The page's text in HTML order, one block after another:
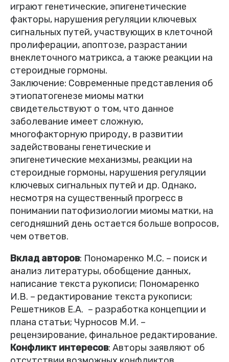
играют генетические, эпигенетические
факторы, нарушения регуляции ключевых
сигнальных путей, участвующих в клеточной
пролиферации, апоптозе, разрастании
внеклеточного матрикса, а также реакции на
стероидные гормоны.
Заключение: Современные представления об
этиопатогенезе миомы матки
свидетельствуют о том, что данное
заболевание имеет сложную,
многофакторную природу, в развитии
задействованы генетические и
эпигенетические механизмы, реакции на
стероидные гормоны, нарушения регуляции
ключевых сигнальных путей и др. Однако,
несмотря на существенный прогресс в
понимании патофизиологии миомы матки, на
сегодняшний день остается больше вопросов,
чем ответов.
Вклад авторов: Пономаренко М.С. – поиск и
анализ литературы, обобщение данных,
написание текста рукописи; Пономаренко
И.В. – редактирование текста рукописи;
Решетников Е.А. – разработка концепции и
плана статьи; Чурносов М.И. –
рецензирование, финальное редактирование.
Конфликт интересов: Авторы заявляют об